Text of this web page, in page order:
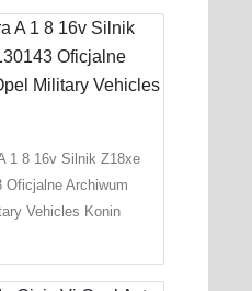
1 8 16v Silnik Z18xe
Oficjalne Archiwum
Vehicles Konin